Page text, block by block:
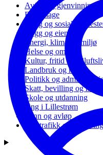
Avfall og gjenvinning
Barnehage
Bolig og sosiale
Bygg og eiendom
Energi, klima og miljø
Helse og omsorg
Kultur, fritid og
Landbruk og natur
Politikk og
Skatt, bevilling og
Skole og utdanning
Ung i Lillestrøm
Vann og avløp
Vei, trafikk og parkering